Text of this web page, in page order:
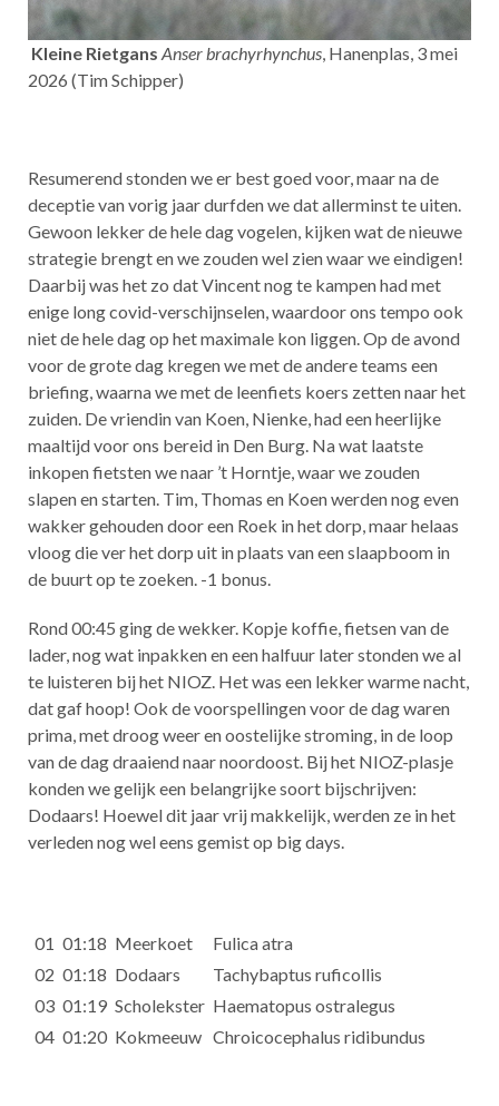
Kleine Rietgans Anser brachyrhynchus , Hanenplas, 3 mei
2026 (Tim Schipper)
Resumerend stonden we er best goed voor, maar na de
deceptie van vorig jaar durfden we dat allerminst te uiten.
Gewoon lekker de hele dag vogelen, kijken wat de nieuwe
strategie brengt en we zouden wel zien waar we eindigen!
Daarbij was het zo dat Vincent nog te kampen had met
enige long covid-verschijnselen, waardoor ons tempo ook
niet de hele dag op het maximale kon liggen. Op de avond
voor de grote dag kregen we met de andere teams een
briefing, waarna we met de leenfiets koers zetten naar het
zuiden. De vriendin van Koen, Nienke, had een heerlijke
maaltijd voor ons bereid in Den Burg. Na wat laatste
inkopen fietsten we naar ’t Horntje, waar we zouden
slapen en starten. Tim, Thomas en Koen werden nog even
wakker gehouden door een Roek in het dorp, maar helaas
vloog die ver het dorp uit in plaats van een slaapboom in
de buurt op te zoeken. -1 bonus.
Rond 00:45 ging de wekker. Kopje koffie, fietsen van de
lader, nog wat inpakken en een halfuur later stonden we al
te luisteren bij het NIOZ. Het was een lekker warme nacht,
dat gaf hoop! Ook de voorspellingen voor de dag waren
prima, met droog weer en oostelijke stroming, in de loop
van de dag draaiend naar noordoost. Bij het NIOZ-plasje
konden we gelijk een belangrijke soort bijschrijven:
Dodaars! Hoewel dit jaar vrij makkelijk, werden ze in het
verleden nog wel eens gemist op big days.
01 01:18 Meerkoet
Fulica atra
02 01:18 Dodaars
Tachybaptus ruficollis
03 01:19 Scholekster Haematopus ostralegus
04 01:20 Kokmeeuw Chroicocephalus ridibundus